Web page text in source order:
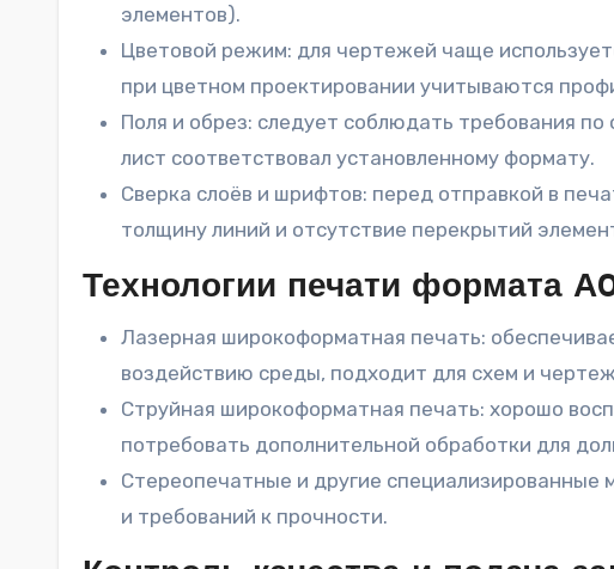
элементов).
Цветовой режим: для чертежей чаще
при цветном проектировании учитываются
Поля и обрез: следует соблюдать требования
лист соответствовал установленному формату.
Сверка слоёв и шрифтов: перед отправкой в
толщину линий и отсутствие перекрытий
Технологии печати формата
Лазерная широкоформатная печать:
воздействию среды, подходит для схем и
Струйная широкоформатная печать: хорошо
потребовать дополнительной обработки для
Стереопечатные и другие специализированные
и требований к прочности.